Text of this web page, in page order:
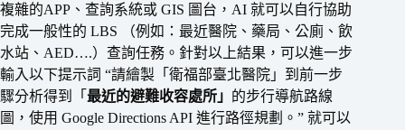
複雜的APP、查詢系統或 GIS 圖台，AI 就可以自行協助
完成一般性的 LBS （例如：最近醫院、藥局、公廁、飲
水站、AED….）查詢任務。針對以上結果，可以進一步
輸入以下提示詞 “請繪製「衛福部臺北醫院」到前一步
驟分析得到「 最近的避難收容處所」 的步行導航路線
圖，使用 Google Directions API 進行路徑規劃。” 就可以